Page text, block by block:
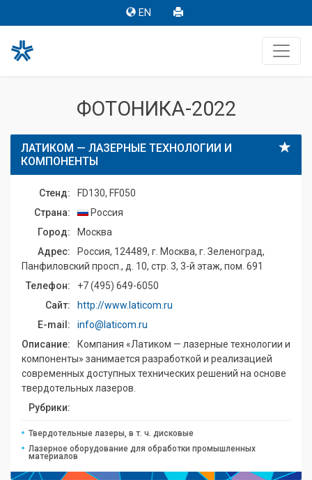
EN
ФОТОНИКА-2022
ЛАТИКОМ — ЛАЗЕРНЫЕ ТЕХНОЛОГИИ И
КОМПОНЕНТЫ
Стенд:
FD130, FF050
Страна:
Россия
Город:
Москва
Адрес:
Россия, 124489, г. Москва, г. Зеленоград,
Панфиловский просп., д. 10, стр. 3, 3-й этаж, пом. 691
Телефон:
+7 (495) 649-6050
Сайт:
http://www.laticom.ru
E-mail:
info@laticom.ru
Описание:
Компания «Латиком — лазерные технологии и
компоненты» занимается разработкой и реализацией
современных доступных технических решений на основе
твердотельных лазеров.
Рубрики:
Твердотельные лазеры, в т. ч. дисковые
Лазерное оборудование для обработки промышленных
материалов